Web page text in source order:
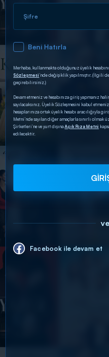
DİĞER SONUÇLAR
Şifre
Beni Hatırla
Merhaba, kullanmakta olduğunuz üyelik
Sözleşmesi’nde değişiklik yapılmıştır. (İlgili
geçirebilirsiniz.)
Devam etmeniz ve hesabınıza giriş yapmanız
sayılacaksınız. Üyelik Sözleşmesini kabul
hesaplarınıza ortak üyelik hesabı aracılığıyla
Metni’nde sayılan diğer amaçlarla sınırlı
Şirketleri’ne ve yurt dışınaAçık Rıza Metni
edilecektir.
Facebook ile devam et